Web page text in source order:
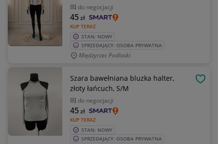
do negocjacji
KUP TERAZ
45zł
STAN: NOWY
SPRZEDAJĄCY: OSOBA PRYWATNA
Międzyrzec Podlaski
Szara bawełniana bluzka halter,
złoty łańcuch, S/M
do negocjacji
KUP TERAZ
45zł
STAN: NOWY
SPRZEDAJĄCY: OSOBA PRYWATNA